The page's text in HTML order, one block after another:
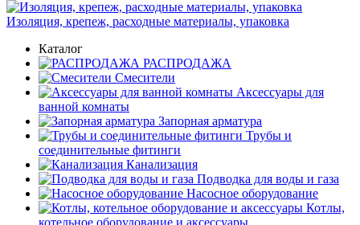
Изоляция, крепеж, расходные материалы, упаковка
Каталог
РАСПРОДАЖА
Смесители
Аксессуары для
ванной комнаты
Запорная арматура
Трубы и
соединительные фитинги
Канализация
Подводка для воды и газа
Насосное оборудование
Котлы,
котельное оборудование и аксессуары